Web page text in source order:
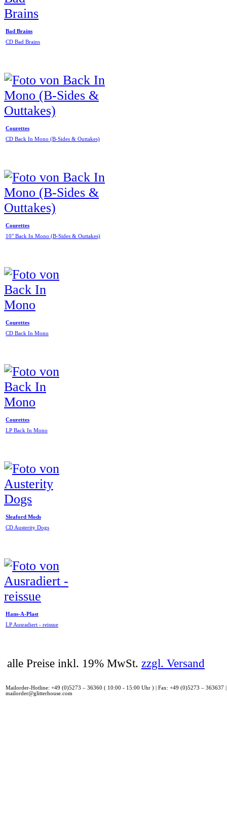
Bad Brains
CD Bad Brains
Courettes
CD Back In Mono (B-Sides & Outtakes)
Courettes
10" Back In Mono (B-Sides & Outtakes)
Courettes
CD Back In Mono
Courettes
LP Back In Mono
Sleaford Mods
CD Austerity Dogs
Hans-A-Plast
LP Ausradiert - reissue
alle Preise inkl. 19% MwSt. zzgl. Versand
Mailorder-Hotline: +49 (0)5273 – 36360 ( 10:00 - 15:00 Uhr ) | Fax: +49 (0)5273 – 363637
mailorder@glitterhouse.com